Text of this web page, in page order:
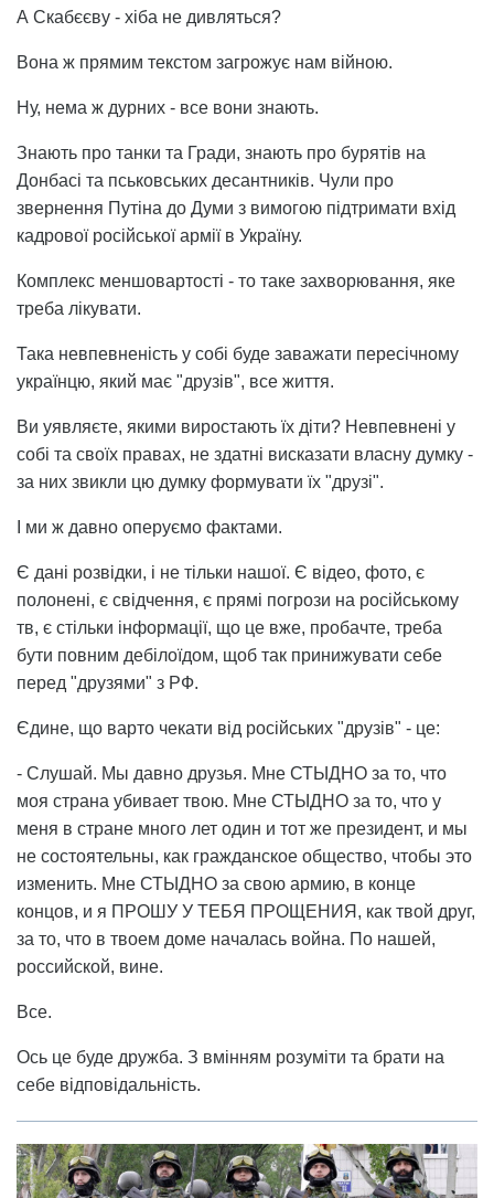
А Скабєєву - хіба не дивляться?
Вона ж прямим текстом загрожує нам війною.
Ну, нема ж дурних - все вони знають.
Знають про танки та Гради, знають про бурятів на
Донбасі та пськовських десантників. Чули про
звернення Путіна до Думи з вимогою підтримати вхід
кадрової російської армії в Україну.
Комплекс меншовартості - то таке захворювання, яке
треба лікувати.
Така невпевненість у собі буде заважати пересічному
українцю, який має "друзів", все життя.
Ви уявляєте, якими виростають їх діти? Невпевнені у
собі та своїх правах, не здатні висказати власну думку -
за них звикли цю думку формувати їх "друзі".
І ми ж давно оперуємо фактами.
Є дані розвідки, і не тільки нашої. Є відео, фото, є
полонені, є свідчення, є прямі погрози на російському
тв, є стільки інформації, що це вже, пробачте, треба
бути повним дебілоїдом, щоб так принижувати себе
перед "друзями" з РФ.
Єдине, що варто чекати від російських "друзів" - це:
- Слушай. Мы давно друзья. Мне СТЫДНО за то, что
моя страна убивает твою. Мне СТЫДНО за то, что у
меня в стране много лет один и тот же президент, и мы
не состоятельны, как гражданское общество, чтобы это
изменить. Мне СТЫДНО за свою армию, в конце
концов, и я ПРОШУ У ТЕБЯ ПРОЩЕНИЯ, как твой друг,
за то, что в твоем доме началась война. По нашей,
российской, вине.
Все.
Ось це буде дружба. З вмінням розуміти та брати на
себе відповідальність.